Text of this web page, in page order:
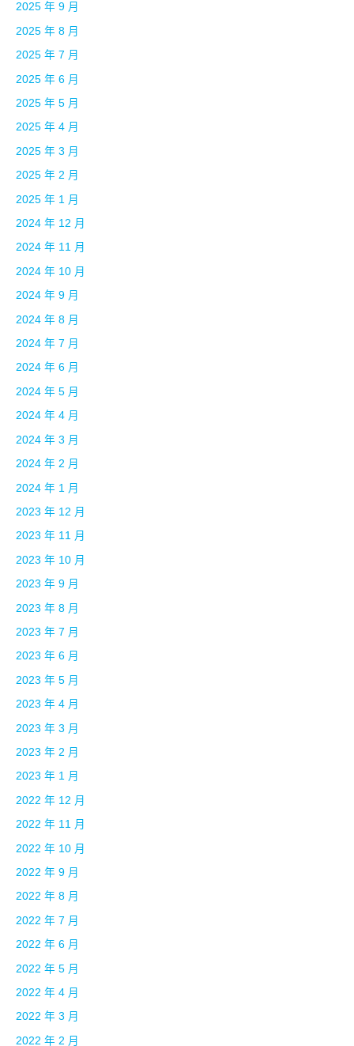
2025 年 9 月
2025 年 8 月
2025 年 7 月
2025 年 6 月
2025 年 5 月
2025 年 4 月
2025 年 3 月
2025 年 2 月
2025 年 1 月
2024 年 12 月
2024 年 11 月
2024 年 10 月
2024 年 9 月
2024 年 8 月
2024 年 7 月
2024 年 6 月
2024 年 5 月
2024 年 4 月
2024 年 3 月
2024 年 2 月
2024 年 1 月
2023 年 12 月
2023 年 11 月
2023 年 10 月
2023 年 9 月
2023 年 8 月
2023 年 7 月
2023 年 6 月
2023 年 5 月
2023 年 4 月
2023 年 3 月
2023 年 2 月
2023 年 1 月
2022 年 12 月
2022 年 11 月
2022 年 10 月
2022 年 9 月
2022 年 8 月
2022 年 7 月
2022 年 6 月
2022 年 5 月
2022 年 4 月
2022 年 3 月
2022 年 2 月